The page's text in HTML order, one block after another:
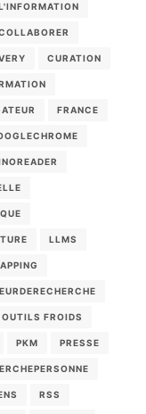
CURATION
FRANCE
LLMS
OUTILS FROIDS
PKM PRESSE
RSS